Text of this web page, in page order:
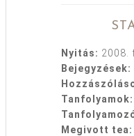
Nyitás: 2008.
Bejegyzések:
Tanfolyamok:
Megivott tea: